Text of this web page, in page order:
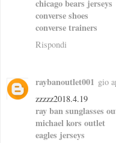
chicago bears jerseys
converse shoes
converse trainers
Rispondi
raybanoutlet001 gio
zzzzz2018.4.19
ray ban sunglasses
michael kors outlet
eagles jerseys